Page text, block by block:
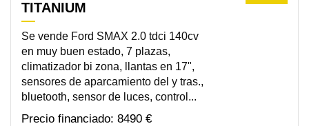
TITANIUM
Se vende Ford SMAX 2.0 tdci 140cv
en muy buen estado, 7 plazas,
climatizador bi zona, llantas en 17",
sensores de aparcamiento del y tras.,
bluetooth, sensor de luces, control...
8490 €